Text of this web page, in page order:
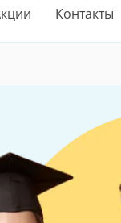
Контакты